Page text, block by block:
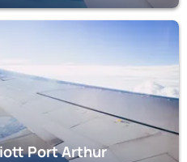
Port Arthur